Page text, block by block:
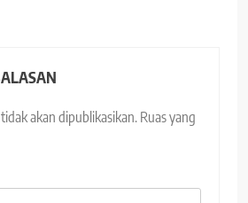
akan dipublikasikan. Ruas yang